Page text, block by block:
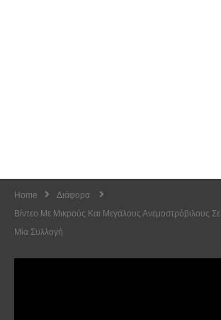
Home
Διάφορα
Βίντεο Με Μικρούς Και Μεγάλους Ανεμοστρόβιλους Σε
Μία Συλλογή